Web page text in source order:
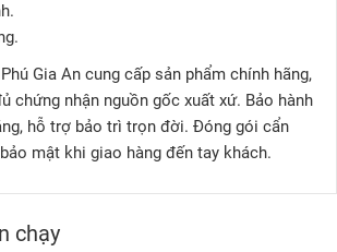
Gia An cung cấp sản phẩm chính hãng,
chứng nhận nguồn gốc xuất xứ. Bảo hành
hỗ trợ bảo trì trọn đời. Đóng gói cẩn
mật khi giao hàng đến tay khách.
chạy